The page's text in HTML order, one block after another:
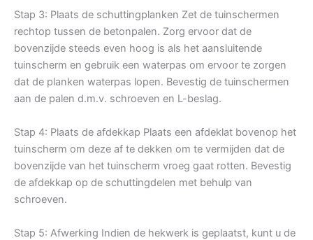
Stap 3: Plaats de schuttingplanken Zet de tuinschermen
rechtop tussen de betonpalen. Zorg ervoor dat de
bovenzijde steeds even hoog is als het aansluitende
tuinscherm en gebruik een waterpas om ervoor te zorgen
dat de planken waterpas lopen. Bevestig de tuinschermen
aan de palen d.m.v. schroeven en L-beslag.
Stap 4: Plaats de afdekkap Plaats een afdeklat bovenop het
tuinscherm om deze af te dekken om te vermijden dat de
bovenzijde van het tuinscherm vroeg gaat rotten. Bevestig
de afdekkap op de schuttingdelen met behulp van
schroeven.
Stap 5: Afwerking Indien de hekwerk is geplaatst, kunt u de